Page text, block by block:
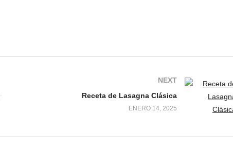
NEXT
Receta de Lasagna Clásica
ENERO 14, 2025